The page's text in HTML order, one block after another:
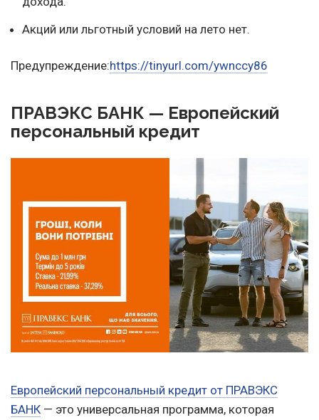
Акций или льготный условий на лето нет.
Предупреждение:https://tinyurl.com/ywnccy86
ПРАВЭКС БАНК — Европейский
персональный кредит
Европейский персональный кредит от ПРАВЭКС
БАНК — это универсальная программа, которая